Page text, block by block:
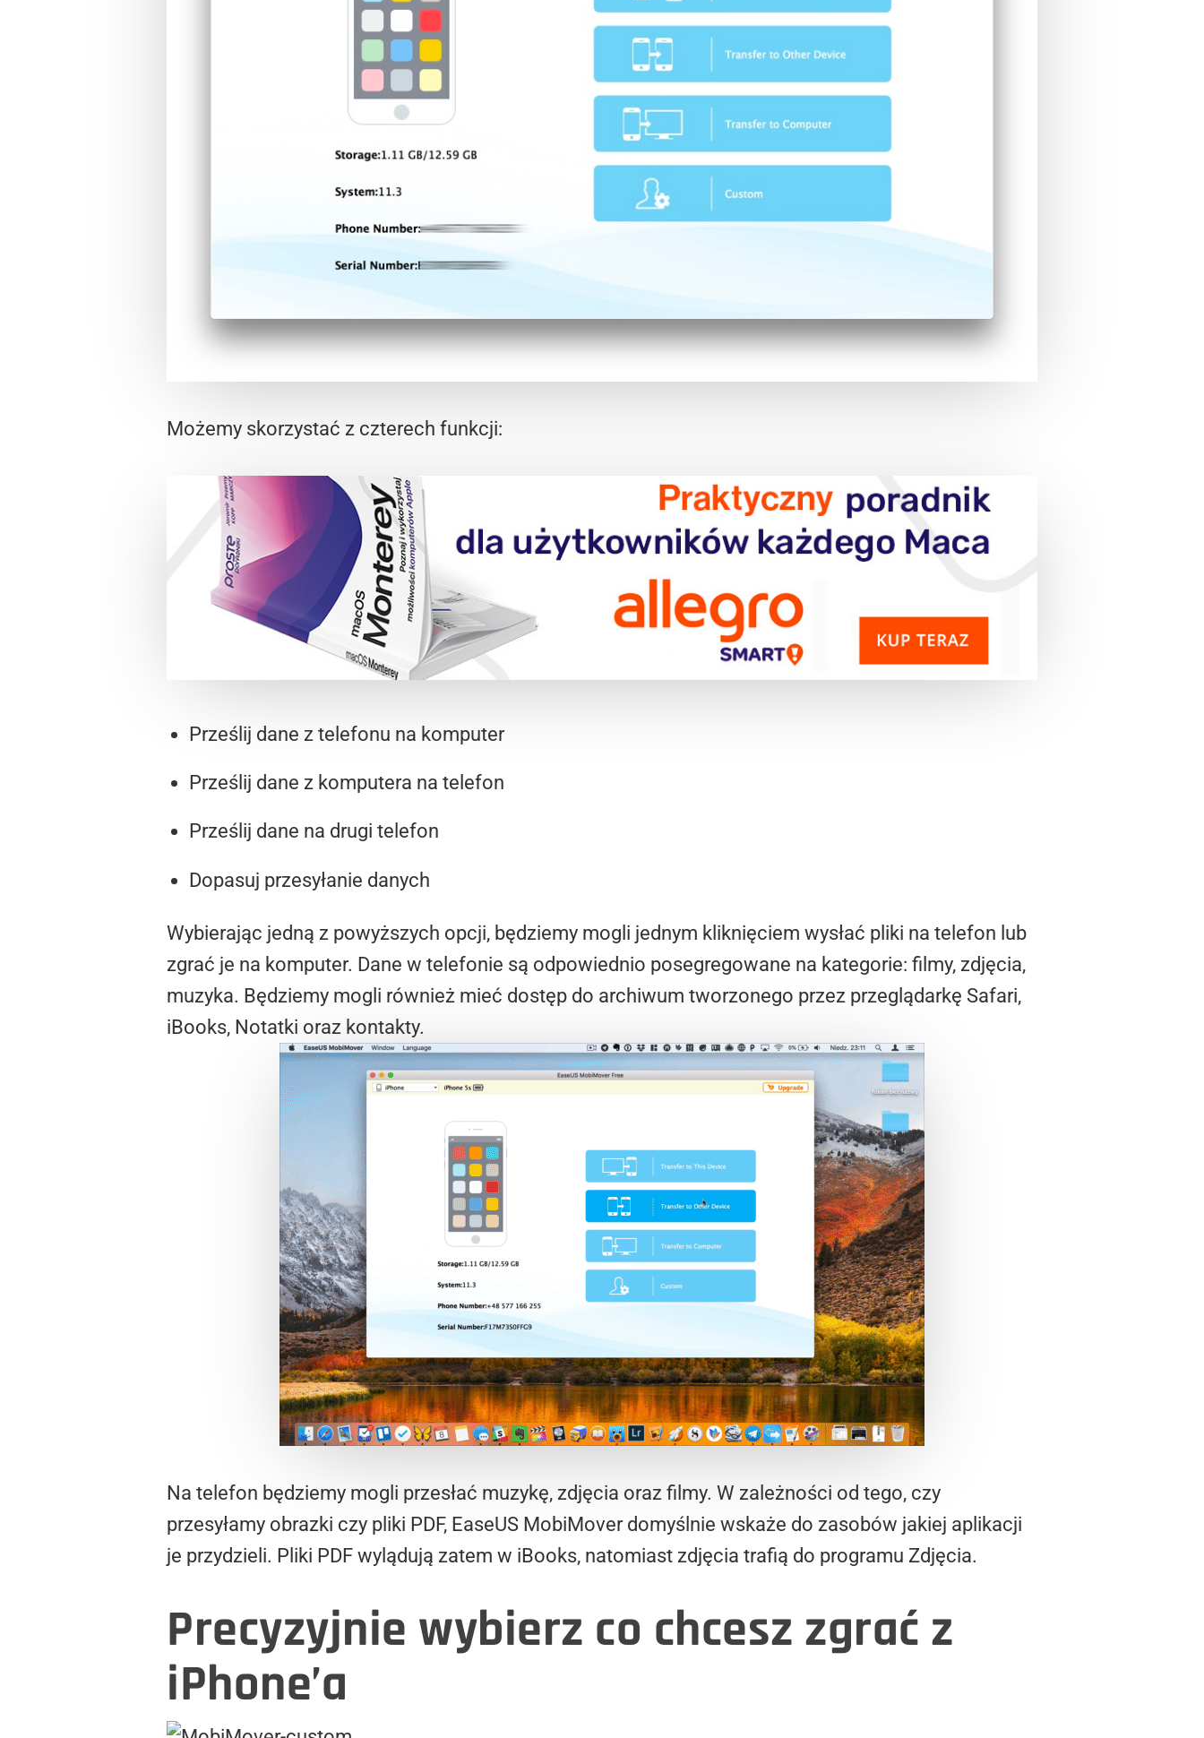
Możemy skorzystać z czterech funkcji:
Prześlij dane z telefonu na komputer
Prześlij dane z komputera na telefon
Prześlij dane na drugi telefon
Dopasuj przesyłanie danych
Wybierając jedną z powyższych opcji, będziemy mogli jednym kliknięciem wysłać pliki na telefon lub
zgrać je na komputer. Dane w telefonie są odpowiednio posegregowane na kategorie: filmy, zdjęcia,
muzyka. Będziemy mogli również mieć dostęp do archiwum tworzonego przez przeglądarkę Safari,
iBooks, Notatki oraz kontakty.
Na telefon będziemy mogli przesłać muzykę, zdjęcia oraz filmy. W zależności od tego, czy
przesyłamy obrazki czy pliki PDF, EaseUS MobiMover domyślnie wskaże do zasobów jakiej aplikacji
je przydzieli. Pliki PDF wylądują zatem w iBooks, natomiast zdjęcia trafią do programu Zdjęcia.
Precyzyjnie wybierz co chcesz zgrać z
iPhone’a